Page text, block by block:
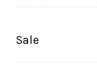
Sale